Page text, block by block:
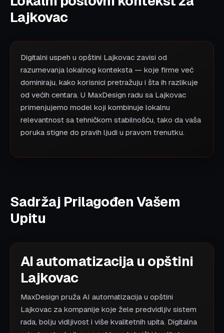
Lajkovac
Digitalni uspeh u opštini Lajkovac zavisi od
razumevanja lokalnog konteksta — koje firme već
dominiraju, kako korisnici pretražuju i šta ih razlikuje
od većih centara. U MaxDesign radu sa Lajkovac
primenjujemo model koji kombinuje lokalnu
relevantnost sa tehničkom stabilnošću, tako da vaša
poruka stigne do pravih ljudi u pravom trenutku.
Sadržaj Prilagođen Vašem
Upitu
AI automatizacija u opštini
Lajkovac
MaxDesign pruža AI automatizacija u opštini
Lajkovac za kompanije koje žele predvidljiv sistem
rada, bolju vidljivost i više kvalitetnih upita. Digitalna